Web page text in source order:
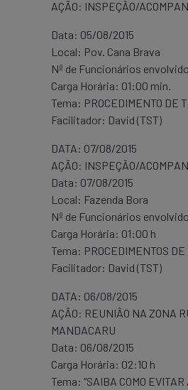
AÇÃO: INSPEÇÃO/
Data: 05/08/2015
Local: Pov. Cana Brava
Nº de Funcionários
Carga Horária: 01:00 min.
Tema: PROCEDIMENTO DE
Facilitador: David (TST)
DATA: 07/08/2015
AÇÃO: INSPEÇÃO/
Data: 07/08/2015
Local: Fazenda Bora
Nº de Funcionários
Carga Horária: 01:00 h
Tema: PROCEDIMENTOS
Facilitador: David (TST)
DATA: 06/08/2015
AÇÃO: REUNIÃO NA ZONA
MANDACARU
Data: 06/08/2015
Carga Horária: 02:10 h
Tema: “SAIBA COMO